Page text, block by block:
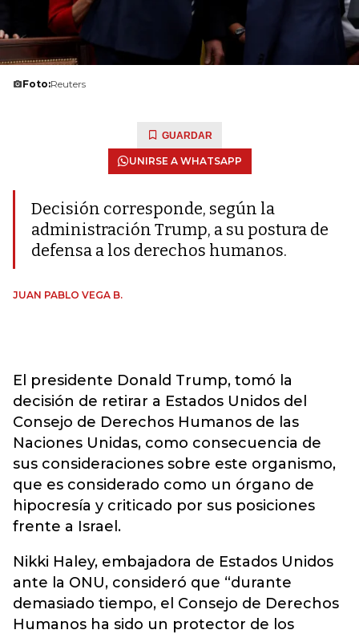
Foto:Reuters
GUARDAR
UNIRSE A WHATSAPP
Decisión corresponde, según la
administración Trump, a su postura de
defensa a los derechos humanos.
JUAN PABLO VEGA B.
El presidente Donald Trump, tomó la
decisión de retirar a Estados Unidos del
Consejo de Derechos Humanos de las
Naciones Unidas, como consecuencia de
sus consideraciones sobre este organismo,
que es considerado como un órgano de
hipocresía y criticado por sus posiciones
frente a Israel.
Nikki Haley, embajadora de Estados Unidos
ante la ONU, consideró que “durante
demasiado tiempo, el Consejo de Derechos
Humanos ha sido un protector de los